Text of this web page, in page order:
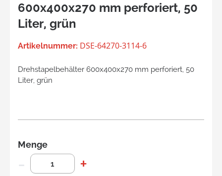
600x400x270 mm perforiert, 50
Liter, grün
Artikelnummer: DSE-64270-3114-6
Drehstapelbehälter 600x400x270 mm perforiert, 50
Liter, grün
Menge